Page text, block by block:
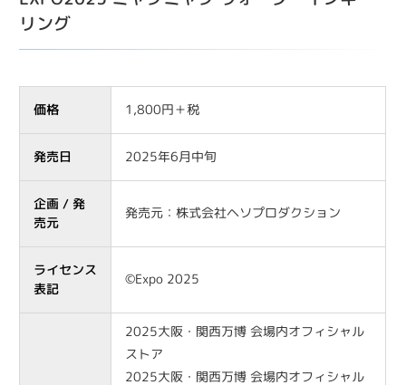
リング
価格 1,800円＋税
発売日 2025年6月中旬
企画 / 発
売元
発売元：株式会社ヘソプロダクション
ライセンス
表記
©Expo 2025
2025大阪・関西万博 会場内オフィシャル
ストア
2025大阪・関西万博 会場内オフィシャル